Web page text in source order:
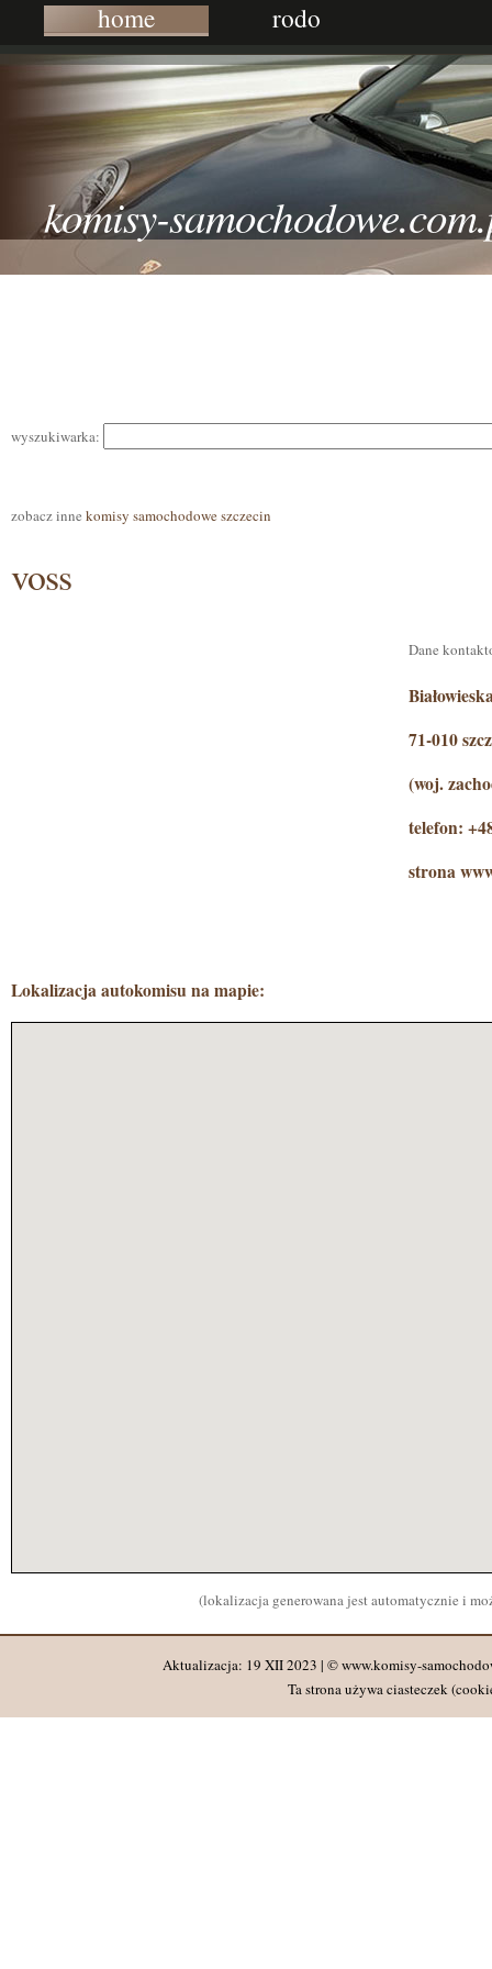
home rodo
komisy-
wyszukiwarka:
zobacz inne komisy samochodowe szczecin
voss
Dane
71-010
(woj.
telefon:
strona
Lokalizacja autokomisu na mapie:
(lokalizacja generowana jest automatycznie i
Aktualizacja: 19 XII 2023 | © www.komisy-
Ta strona używa ciasteczek